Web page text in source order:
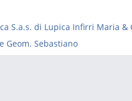
S.a.s. di Lupica Infirri Maria &
Geom. Sebastiano